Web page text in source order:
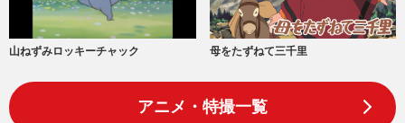
山ねずみロッキーチャック 母をたずねて三千里
アニメ・特撮一覧